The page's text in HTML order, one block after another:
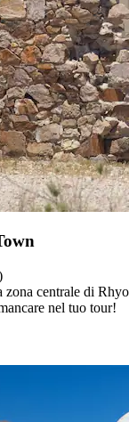
zona centrale di
nel tuo tour!